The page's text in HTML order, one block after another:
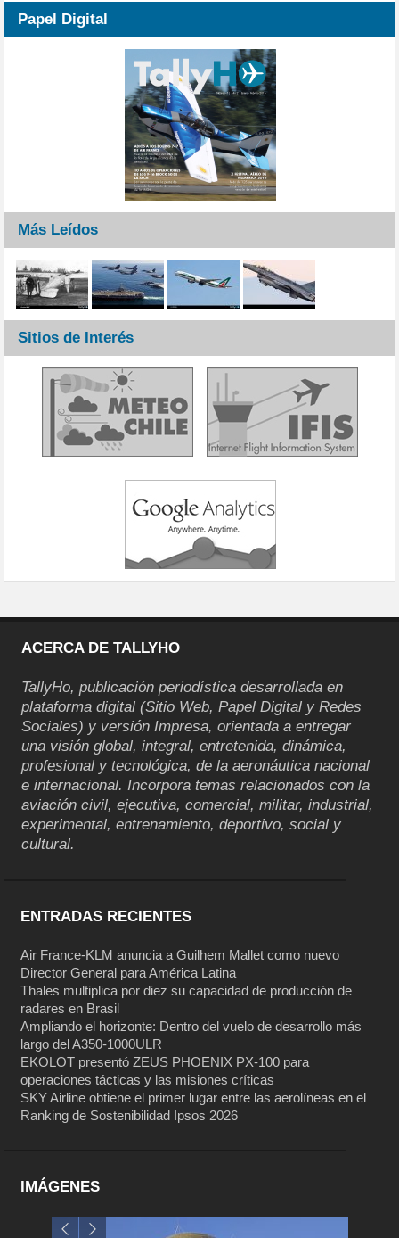
Papel Digital
Más Leídos
Sitios de Interés
ACERCA DE TALLYHO
TallyHo, publicación periodística desarrollada en
plataforma digital (Sitio Web, Papel Digital y Redes
Sociales) y versión Impresa, orientada a entregar
una visión global, integral, entretenida, dinámica,
profesional y tecnológica, de la aeronáutica nacional
e internacional. Incorpora temas relacionados con la
aviación civil, ejecutiva, comercial, militar, industrial,
experimental, entrenamiento, deportivo, social y
cultural.
ENTRADAS RECIENTES
Air France-KLM anuncia a Guilhem Mallet como nuevo
Director General para América Latina
Thales multiplica por diez su capacidad de producción de
radares en Brasil
Ampliando el horizonte: Dentro del vuelo de desarrollo más
largo del A350-1000ULR
EKOLOT presentó ZEUS PHOENIX PX-100 para
operaciones tácticas y las misiones críticas
SKY Airline obtiene el primer lugar entre las aerolíneas en el
Ranking de Sostenibilidad Ipsos 2026
IMÁGENES